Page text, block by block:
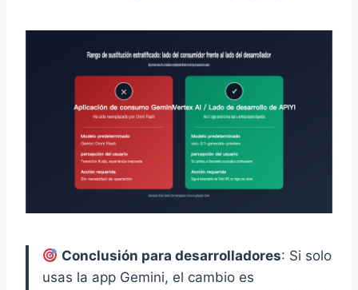
Conclusión para desarrolladores: Si solo
usas la app Gemini, el cambio es